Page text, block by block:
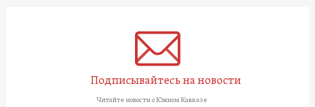
Подписывайтесь на новости
Читайте новости о Южном Кавказе